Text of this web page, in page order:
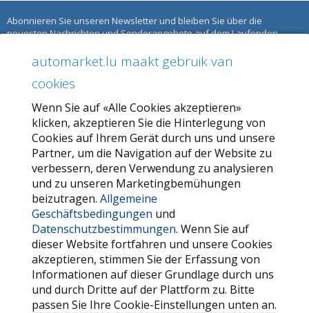
automarket.lu maakt gebruik van
cookies
Wenn Sie auf «Alle Cookies akzeptieren»
klicken, akzeptieren Sie die Hinterlegung von
Cookies auf Ihrem Gerät durch uns und unsere
Partner, um die Navigation auf der Website zu
verbessern, deren Verwendung zu analysieren
und zu unseren Marketingbemühungen
beizutragen.Allgemeine
Geschäftsbedingungen und
Datenschutzbestimmungen. Wenn Sie auf
dieser Website fortfahren und unsere Cookies
akzeptieren, stimmen Sie der Erfassung von
Informationen auf dieser Grundlage durch uns
und durch Dritte auf der Plattform zu. Bitte
passen Sie Ihre Cookie-Einstellungen unten an.
Abonnieren Sie unseren Newsletter und bleiben Sie über die
neuesten Nachrichten und Sonderangebote auf dem Laufenden.
ÜBER AUTOMARKET
Über uns
Unser Angebot
Allgemeine Geschäftsbedingungen
Datenschutzbestimmungen
SERVICE
Kontaktieren Sie uns
Meine Favoriten
Cookie